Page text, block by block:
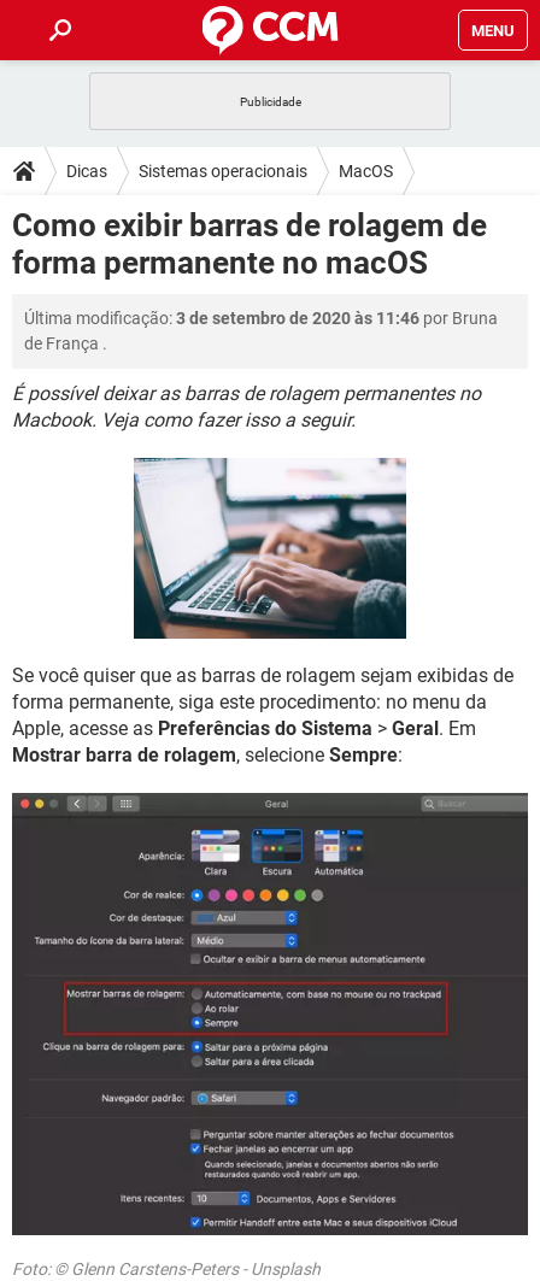
MENU
CELULAR FACEBOOK
OUTLOOK EXCEL
INSTAGRAM GMAIL
DICAS
JOGOS WHATSAPP
CELULAR FACEBOOK
INSTAGRAM GMAIL
DOWNLOADS
JOGOS WHATSAPP
OUTLOOK
INSTAGRAM GMAIL
GUIA DE COMPRAS
FÓRUM
JOGOS WHATSAPP
OUTLOOK EXCEL
GUIA DE COMPRAS
GLOSSÁRIO
JOGOS WHATSAPP
CELULAR FACEBOOK
GMAIL
GUIA DE COMPRAS
Dicas Sistemas operacionais MacOS
Como exibir barras de rolagem de
forma permanente no macOS
Última modificação:3 de setembro de 2020 às 11:46 por Bruna
de França .
É possível deixar as barras de rolagem permanentes no
Macbook. Veja como fazer isso a seguir.
Se você quiser que as barras de rolagem sejam exibidas de
forma permanente, siga este procedimento: no menu da
Apple, acesse as Preferências do Sistema > Geral. Em
Mostrar barra de rolagem, selecione Sempre:
Foto: © Glenn Carstens-Peters - Unsplash